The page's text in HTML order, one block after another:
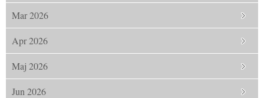
Mar 2026
Apr 2026
Maj 2026
Jun 2026